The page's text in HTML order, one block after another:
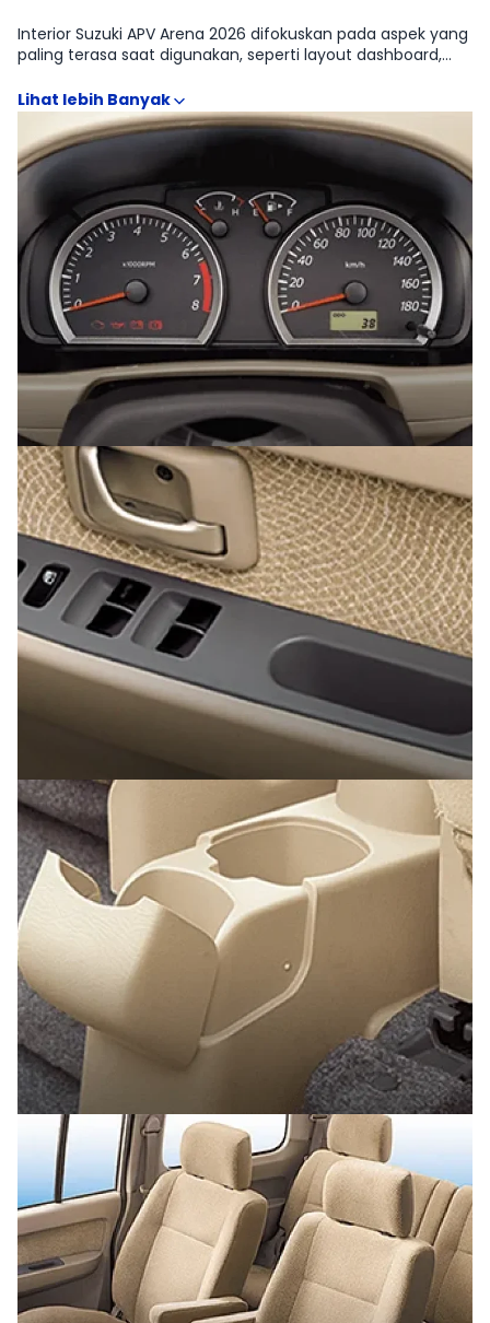
Interior Suzuki APV Arena 2026 difokuskan pada aspek yang
paling terasa saat digunakan, seperti layout dashboard,
yang relevan untuk kebutuhan MPV. Galeri interior juga
membantu menilai kualitas material, desain head unit, fitur
konektivitas, hingga ruang penyimpanan yang sering
menentukan kepraktisan harian. Perbandingan visual antar
Suzuki APV Arena Blind Van, Suzuki APV Arena GL MT, Suzuki
APV Arena GE MT, Suzuki APV Arena SGX MT, Suzuki APV
Arena GX MT memudahkan identifikasi perbedaan fitur
kenyamanan dan kelengkapan kabin sebelum memilih
varian.